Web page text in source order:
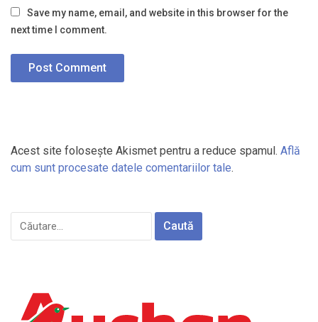
Save my name, email, and website in this browser for the
next time I comment.
Acest site folosește Akismet pentru a reduce spamul. Află
cum sunt procesate datele comentariilor tale.
Caută
după: